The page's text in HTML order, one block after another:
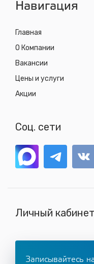
Навигация
Главная
О Компании
Вакансии
Цены и услуги
Акции
Соц. сети
Личный кабинет
Записывайтесь